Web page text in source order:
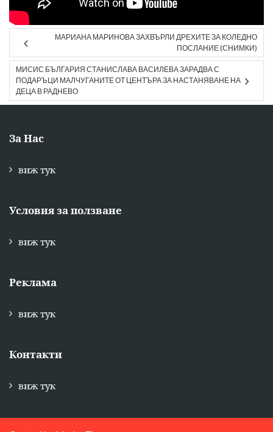
МАРИАНА МАРИНОВА ЗАХВЪРЛИ ДРЕХИТЕ ЗА КОЛЕДНО
ПОСЛАНИЕ (СНИМКИ)
МИСИС БЪЛГАРИЯ СТАНИСЛАВА ВАСИЛЕВА ЗАРАДВА С
ПОДАРЪЦИ МАЛЧУГАНИТЕ ОТ ЦЕНТЪРА ЗА НАСТАНЯВАНЕ НА
ДЕЦА В РАДНЕВО
За Нас
виж тук
Условия за ползване
виж тук
Реклама
виж тук
Контакти
виж тук